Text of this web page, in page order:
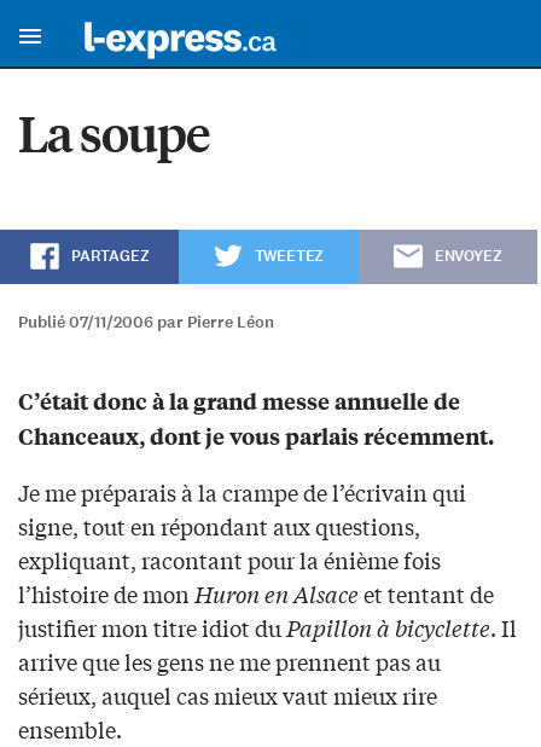
La soupe
PARTAGEZ TWEETEZ ENVOYEZ
Publié 07/11/2006 par Pierre Léon
C’était donc à la grand messe annuelle de
Chanceaux, dont je vous parlais récemment.
Je me préparais à la crampe de l’écrivain qui
signe, tout en répondant aux questions,
expliquant, racontant pour la énième fois
l’histoire de monHuron en Alsaceet tentant de
justifier mon titre idiot duPapillon à bicyclette. Il
arrive que les gens ne me prennent pas au
sérieux, auquel cas mieux vaut mieux rire
ensemble.